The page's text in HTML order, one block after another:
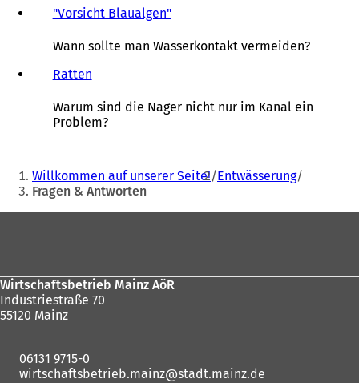
"Vorsicht Blaualgen"
Wann sollte man Wasserkontakt vermeiden?
Ratten
Warum sind die Nager nicht nur im Kanal ein
Problem?
Sie
befinden
sich
Willkommen auf unserer Seite! Entwässerung
Fragen & Antworten
Wirtschaftsbetrieb Mainz AöR
Industriestraße 70
55120 Mainz
06131 9715-0
wirtschaftsbetrieb.mainz
stadt.mainz de